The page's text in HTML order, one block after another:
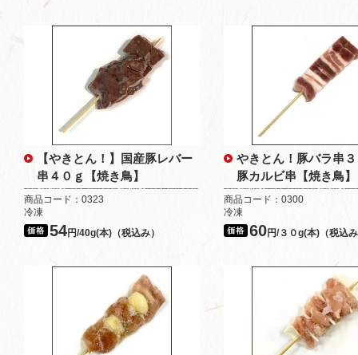
【やきとん！】国産豚レバー
串４０ｇ【焼き鳥】
商品コード：0323
冷凍
54円/40g(本)（税込み）
やきとん！豚バラ串
豚カルビ串【焼き鳥】
商品コード：0300
冷凍
60円/３０g(本)（税込